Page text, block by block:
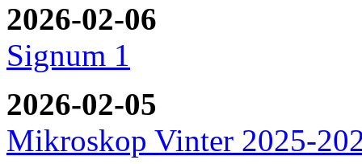
2026-02-06
Signum 1
2026-02-05
Mikroskop Vinter 2025-